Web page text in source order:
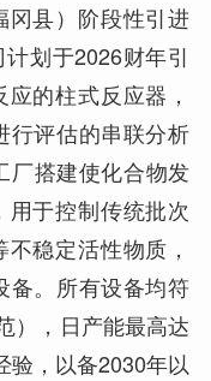
冈县）阶段性引进
划于2026财年引
的柱式反应器，
行评估的串联分析
厂搭建使化合物发
于控制传统批次
稳定活性物质，
备。所有设备均符
），日产能最高达
验，以备2030年以